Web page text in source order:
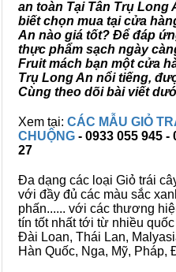
an toàn Tại Tân Trụ Long
biết chọn mua tại cửa
An nào giá tốt? Để đáp
thực phẩm sạch ngày
Fruit mách bạn một cửa
Trụ Long An nổi tiếng,
Cùng theo dõi bài viết
Xem tại: CÁC MẪU GIỎ
CHUỘNG - 0933 055 945 -
27
Đa dạng các loại Giỏ trái
với đầy đủ các màu sắc
phấn...... với các thương
tín tốt nhất tới từ nhiều
Đài Loan, Thái Lan,
Hàn Quốc, Nga, Mỹ, Pháp,